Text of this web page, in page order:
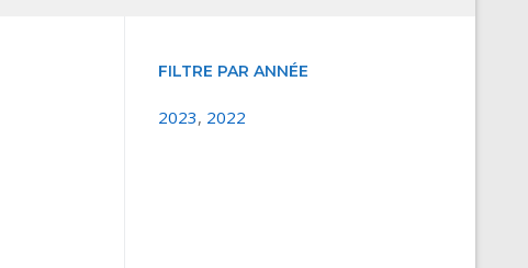
FILTRE PAR ANNÉE
2023, 2022